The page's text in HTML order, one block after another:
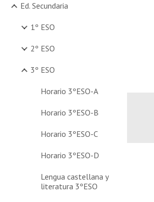
Ed. Secundaria
1º ESO
2º ESO
3º ESO
Horario 3ºESO-A
Horario 3ºESO-B
Horario 3ºESO-C
Horario 3ºESO-D
Lengua castellana y
literatura 3ºESO